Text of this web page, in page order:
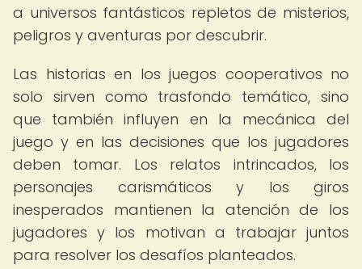
a universos fantásticos repletos de misterios,
peligros y aventuras por descubrir.
Las historias en los juegos cooperativos no
solo sirven como trasfondo temático, sino
que también influyen en la mecánica del
juego y en las decisiones que los jugadores
deben tomar. Los relatos intrincados, los
personajes carismáticos y los giros
inesperados mantienen la atención de los
jugadores y los motivan a trabajar juntos
para resolver los desafíos planteados.